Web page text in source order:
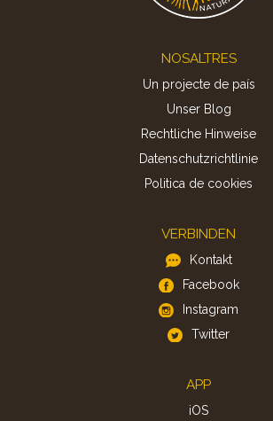
NOSALTRES
Un projecte de país
Unser Blog
Rechtliche Hinweise
Datenschutzrichtlinie
Politica de cookies
VERBINDEN
Kontakt
Facebook
Instagram
Twitter
APP
iOS